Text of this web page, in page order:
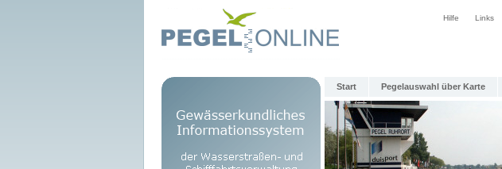
Hilfe Links
Start Pegelauswahl über Karte